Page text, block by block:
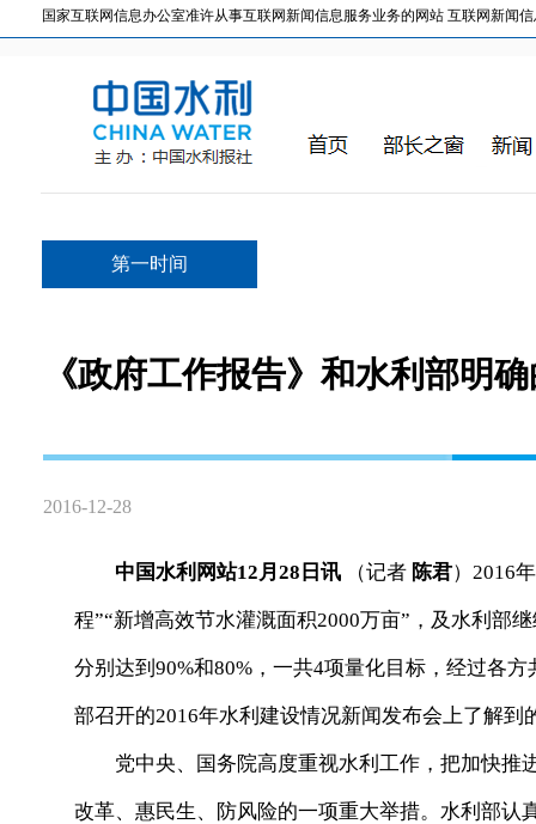
国家互联网信息办公室准许从事互联网新闻信息服务业务的网站 互联网新闻信
第一时间
《政府工作报告》和水利部明
2016-12-28
中国水利网站12月28日讯 （记者 陈君）2016
程”“新增高效节水灌溉面积2000万亩”，及水利部
分别达到90%和80%，一共4项量化目标，经过各
部召开的2016年水利建设情况新闻发布会上了解到
党中央、国务院高度重视水利工作，把加快推
改革、惠民生、防风险的一项重大举措。水利部